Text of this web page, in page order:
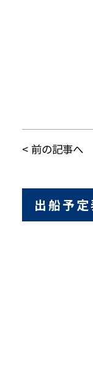
前の記事へ
出船予定